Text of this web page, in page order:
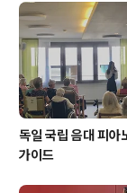
독일 국립 음대 피아
가이드